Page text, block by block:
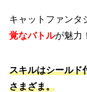
キャットファンタ
覚なバトルが魅力！
スキルはシールド
さまざま。